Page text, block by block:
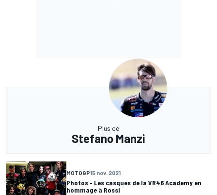
Plus de
Stefano Manzi
MOTOGP15 nov. 2021
Photos - Les casques de la VR46 Academy en
hommage à Rossi